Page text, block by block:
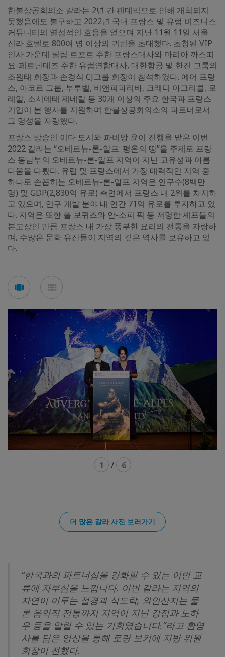
한불상공회의소 갈라는 2년 간 팬데믹으로 인해 개최되지
못했음에도 불구하고 2022년 국내 프랑스 및 유럽 비즈니스
커뮤니티의 열성적인 호응을 얻으며 지난 11월 11일 서울
신라 호텔로 800여 명 이상의 귀빈을 초대했다. 초청된 VIP
인사 가운데 필립 르포르 주한 프랑스대사와 마리아 까스띠
요-페르난데즈 주한 유럽연합대사, 대한항공 및 한진 그룹의
조원태 회장과 손경식 CJ그룹 회장이 참석하였다. 에어 프랑
스, 아코르 그룹, 부루벨, 비앤피파리바, 크레디 아그리콜, 로
레알, 소시에테 제네랄 등 30개 이상의 주요 한국과 프랑스
기업이 본 행사를 지원하며 한불상공회의소의 파트너로서
그 명성을 자랑했다.
프랑스 방송인 이다 도시와 파비앙 윤이 진행을 맡은 이번
2022 갈라는 “오베르뉴-론-알프: 평온의 땅”을 주제로 프랑
스 동남부의 오베르뉴-론-알프 지역이 지닌 고유성과 아름
다움을 다뤘다. 유럽 및 프랑스에서 가장 매력적인 지역 중
하나로 손꼽히는 오베르뉴-론-알프 지역은 인구수(8백만
명) 및 GDP(2,830억 유로) 측면에서 프랑스 내 2위를 차지하
고 있으며, 연구 개발 분야 내 연간 71억 유로를 투자하고 있
다. 지역은 또한 폴 보퀴즈와 안-소피 픽 등 저명한 셰프들의
본고장인 만큼 프랑스 내 가장 풍부한 요리의 전통을 자랑하
며, 수많은 문화 유산들이 지역의 깊은 역사를 보유하고 있
다.
See
carouselmosaic
1 / 6
더 많은 갈라 사진 보러가기
“한국과의 파트너십을 강화할 수 있는 이번 교
류에 자부심을 느낍니다. 이번 갈라는 지역의
자연이 이루는 절경과 식도락, 와인산지는 물
론 음악적 전통까지 지역이 지닌 강점과 노하
우 등을 알릴 수 있는 기회였습니다.”라고 환영
사를 담은 영상을 통해 로랑 보키에 지방 위원
회장이 전했다.